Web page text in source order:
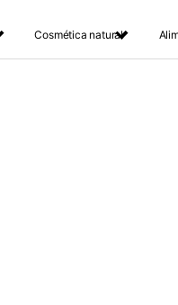
Cosmética natural